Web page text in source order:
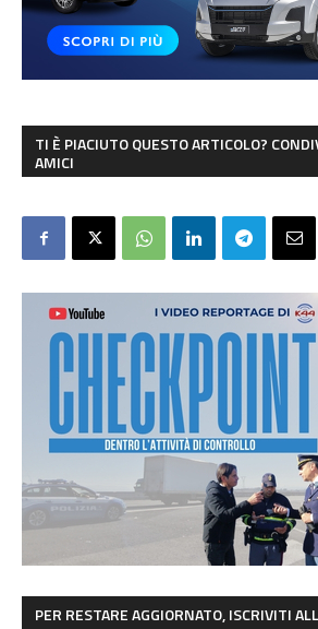
TI È PIACIUTO QUESTO ARTICOLO?
AMICI
PER RESTARE AGGIORNATO, ISCRIVITI